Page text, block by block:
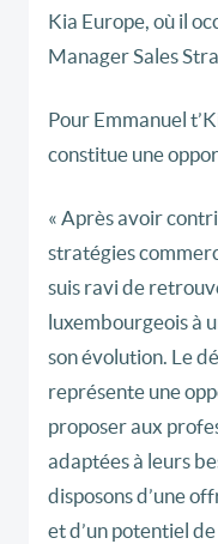
Kia Europe, où il
Manager Sales
Pour Emmanuel
constitue une
« Après avoir
stratégies
suis ravi de
luxembourgeois à
son évolution. Le
représente une
proposer aux
adaptées à leurs
disposons d’une
et d’un potentiel